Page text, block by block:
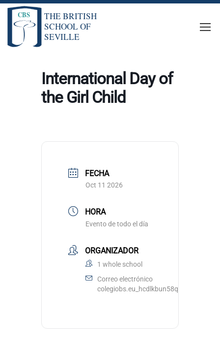
International Day of
the Girl Child
FECHA
Oct 11 2026
HORA
Evento de todo el día
ORGANIZADOR
1 whole school
Correo electrónico